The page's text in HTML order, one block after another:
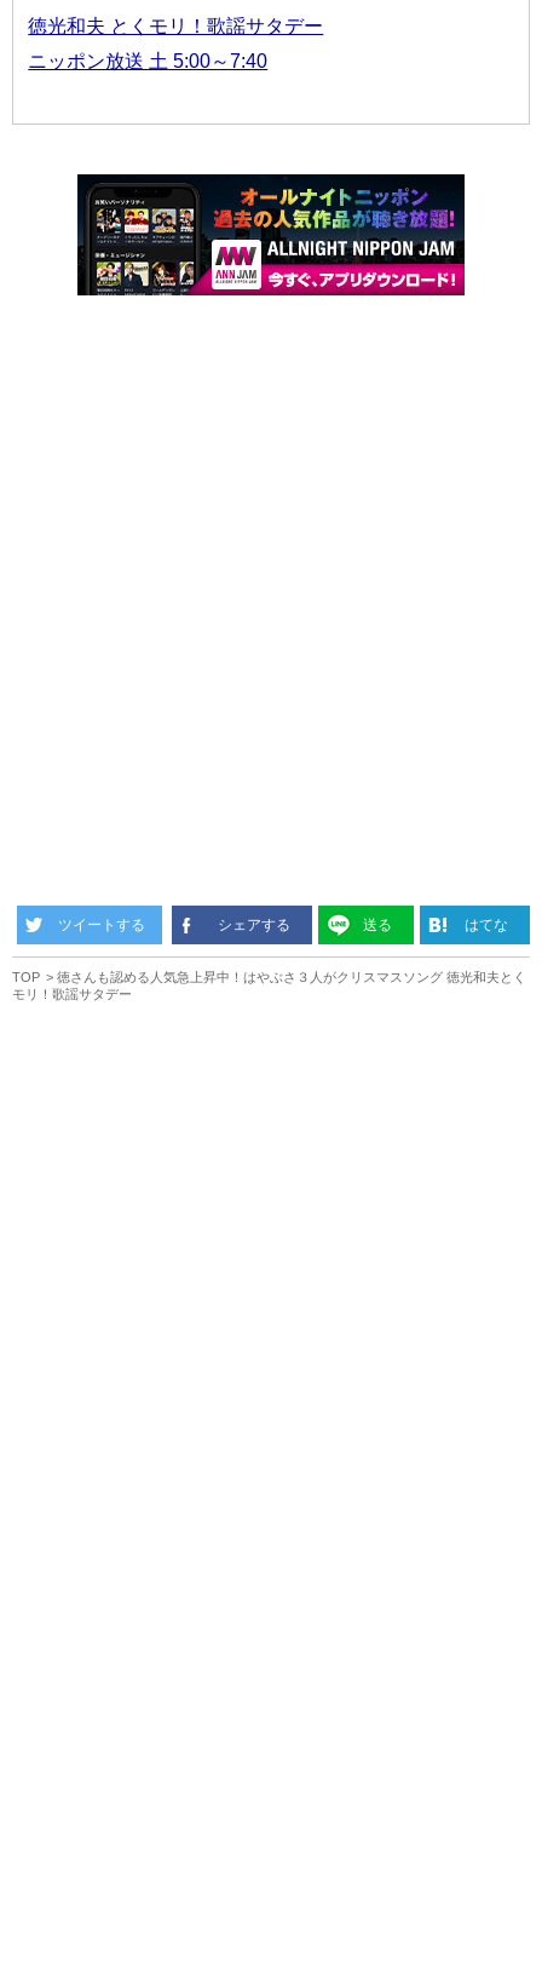
徳光和夫 とくモリ！歌謡サタデー
ニッポン放送 土 5:00～7:40
ツイートする シェアする 送る はてな
TOP
徳さんも認める人気急上昇中！はやぶさ３人がクリスマスソング 徳光和夫とく
モリ！歌謡サタデー